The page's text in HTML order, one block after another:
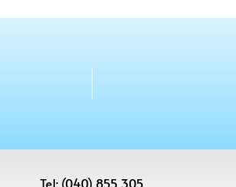
Tel: (040) 855 305